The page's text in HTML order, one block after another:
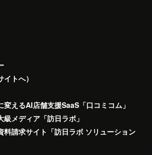
トへ）
えるAI店舗支援SaaS「口コミコム」
メディア「訪日ラボ」
料請求サイト「訪日ラボ ソリューション